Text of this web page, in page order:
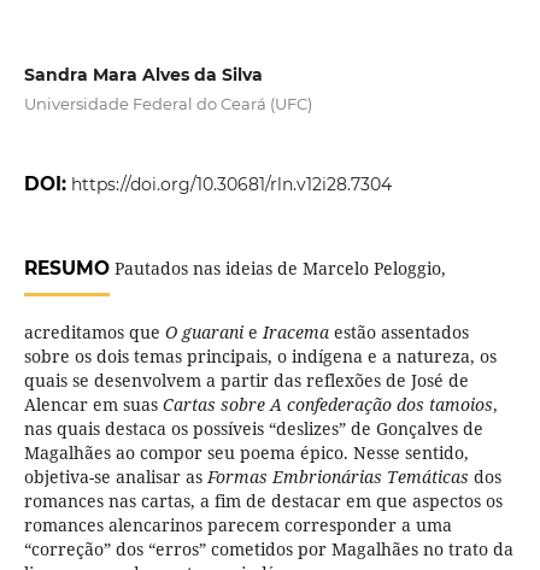
Sandra Mara Alves da Silva
Universidade Federal do Ceará (UFC)
DOI: https://doi.org/10.30681/rln.v12i28.7304
RESUMOPautados nas ideias de Marcelo Peloggio,
acreditamos que O guarani eIracemaestão assentados
sobre os dois temas principais, o indígena e a natureza, os
quais se desenvolvem a partir das reflexões de José de
Alencar em suas Cartas sobre A confederação dos tamoios,
nas quais destaca os possíveis “deslizes” de Gonçalves de
Magalhães ao compor seu poema épico. Nesse sentido,
objetiva-se analisar asFormas Embrionárias Temáticas dos
romances nas cartas, a fim de destacar em que aspectos os
romances alencarinos parecem corresponder a uma
“correção” dos “erros” cometidos por Magalhães no trato da